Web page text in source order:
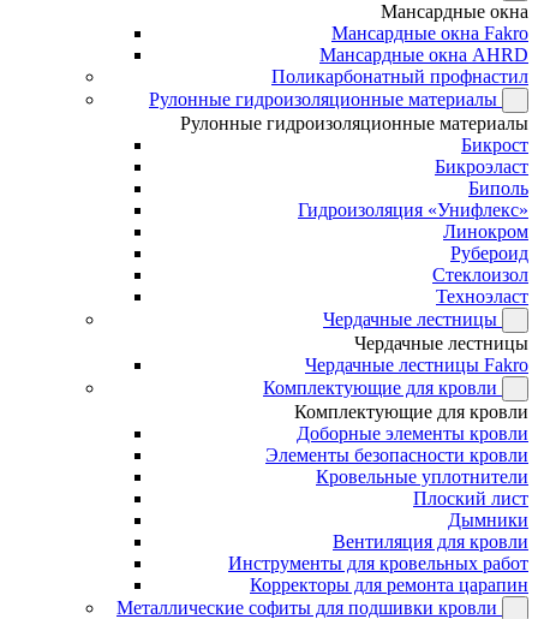
Мансардные окна
Мансардные окна Fakro
Мансардные окна AHRD
Поликарбонатный профнастил
Рулонные гидроизоляционные материалы
Рулонные гидроизоляционные материалы
Бикрост
Бикроэласт
Биполь
Гидроизоляция «Унифлекс»
Линокром
Рубероид
Стеклоизол
Техноэласт
Чердачные лестницы
Чердачные лестницы
Чердачные лестницы Fakro
Комплектующие для кровли
Комплектующие для кровли
Доборные элементы кровли
Элементы безопасности кровли
Кровельные уплотнители
Плоский лист
Дымники
Вентиляция для кровли
Инструменты для кровельных работ
Корректоры для ремонта царапин
Металлические софиты для подшивки кровли